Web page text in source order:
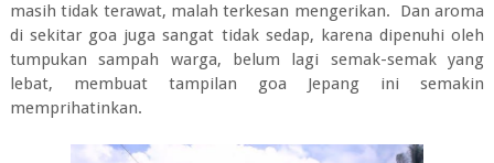
masih tidak terawat, malah terkesan mengerikan. Dan aroma
di sekitar goa juga sangat tidak sedap, karena dipenuhi oleh
tumpukan sampah warga, belum lagi semak-semak yang
lebat, membuat tampilan goa Jepang ini semakin
memprihatinkan.